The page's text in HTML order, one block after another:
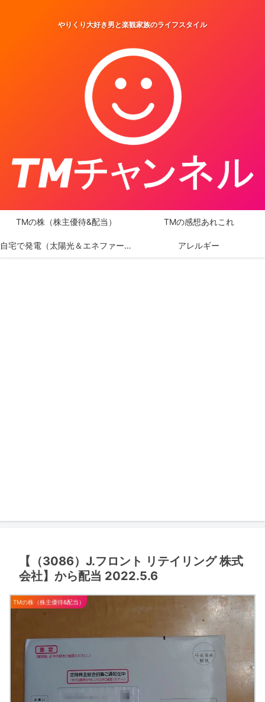
やりくり大好き男と楽観家族のライフスタイル
TMの株（株主優待&配当） TMの感想あれこれ
自宅で発電（太陽光＆エネファーム） アレルギー
【（3086）J.フロント リテイリング 株式
会社】から配当 2022.5.6
TMの株（株主優待&配当）